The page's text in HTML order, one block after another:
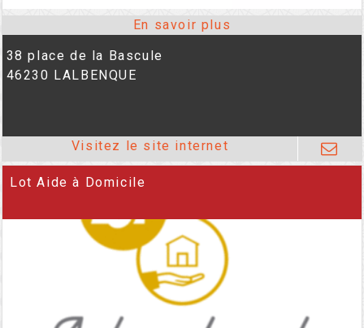
38 place de la Bascule
46230 LALBENQUE
Lot Aide à Domicile